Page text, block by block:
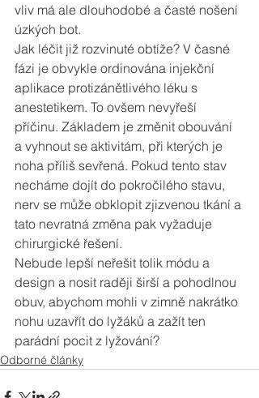
vliv má ale dlouhodobé a časté nošení
úzkých bot.
Jak léčit již rozvinuté obtíže? V časné
fázi je obvykle ordinována injekční
aplikace protizánětlivého léku s
anestetikem. To ovšem nevyřeší
příčinu. Základem je změnit obouvání
a vyhnout se aktivitám, při kterých je
noha příliš sevřená. Pokud tento stav
necháme dojít do pokročilého stavu,
nerv se může obklopit zjizvenou tkání a
tato nevratná změna pak vyžaduje
chirurgické řešení.
Nebude lepší neřešit tolik módu a
design a nosit raději širší a pohodlnou
obuv, abychom mohli v zimně nakrátko
nohu uzavřít do lyžáků a zažít ten
parádní pocit z lyžování?
Odborné články